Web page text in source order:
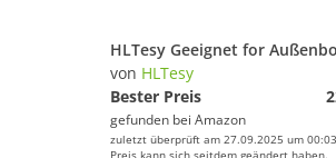
von HLTesy
Bester Preis
gefunden bei Amazon
zuletzt überprüft am 27.09.2025 um
Preis kann sich seitdem geändert haben.